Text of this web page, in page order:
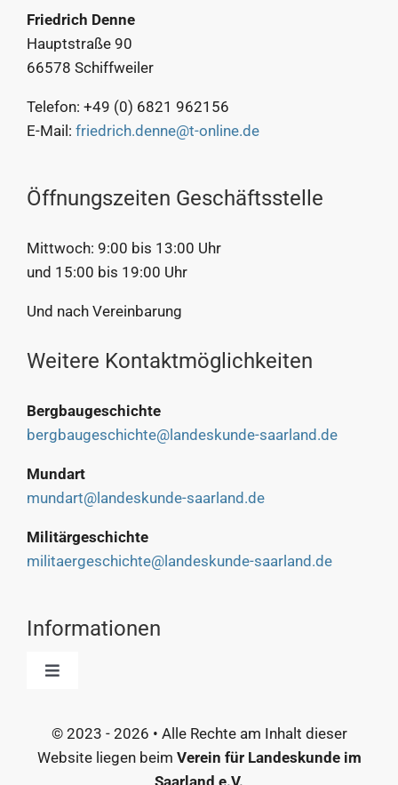
Friedrich Denne
Hauptstraße 90
66578 Schiffweiler
Telefon: +49 (0) 6821 962156
E-Mail: friedrich.denne@t-online.de
Öffnungszeiten Geschäftsstelle
Mittwoch: 9:00 bis 13:00 Uhr
und 15:00 bis 19:00 Uhr
Und nach Vereinbarung
Weitere Kontaktmöglichkeiten
Bergbaugeschichte
bergbaugeschichte@landeskunde-saarland.de
Mundart
mundart@landeskunde-saarland.de
Militärgeschichte
militaergeschichte@landeskunde-saarland.de
Informationen
Toggle
© 2023 - 2026 • Alle Rechte am Inhalt dieser
Website liegen beim Verein für Landeskunde im
Saarland e.V.